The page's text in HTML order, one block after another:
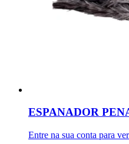
ESPANADOR
Entre na sua conta para